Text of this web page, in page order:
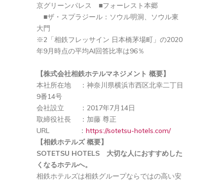
京グリーンパレス ■フォーレスト本郷
■ザ・スプラジール：ソウル明洞、ソウル東
大門
※2「相鉄フレッサイン 日本橋茅場町」の2020
年9月時点の平均AI回答比率は96％
【株式会社相鉄ホテルマネジメント 概要】
本社所在地 ：神奈川県横浜市西区北幸二丁目
9番14号
会社設立 ：2017年7月14日
取締役社長 ：加藤 尊正
URL ： https://sotetsu-hotels.com/
【相鉄ホテルズ 概要】
SOTETSU HOTELS 大切な人におすすめした
くなるホテルへ。
相鉄ホテルズは相鉄グループならではの高い安